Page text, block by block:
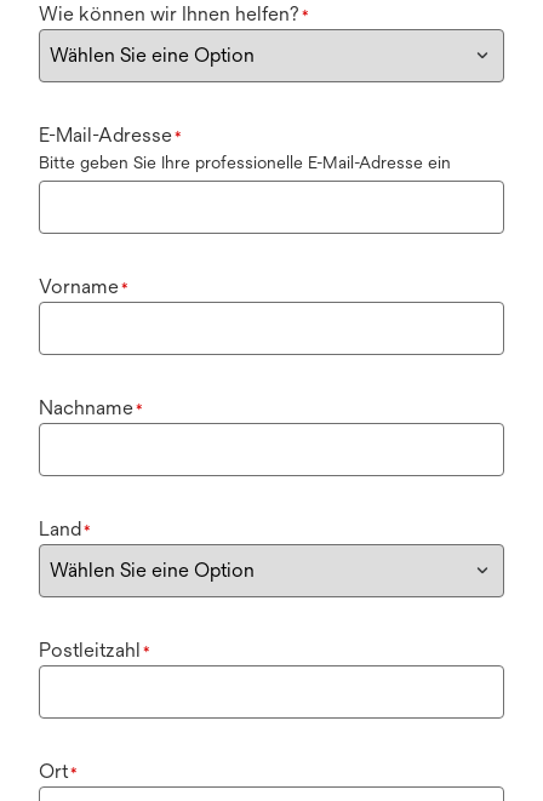
Wie können wir Ihnen helfen? *
E-Mail-Adresse*
Bitte geben Sie Ihre professionelle E-Mail-Adresse ein
Vorname*
Nachname*
Land*
Postleitzahl *
Ort*